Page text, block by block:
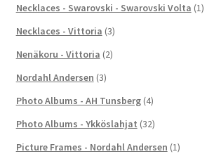
Necklaces - Swarovski - Swarovski Volta (1)
Necklaces - Vittoria (3)
Nenäkoru - Vittoria (2)
Nordahl Andersen (3)
Photo Albums - AH Tunsberg (4)
Photo Albums - Ykköslahjat (32)
Picture Frames - Nordahl Andersen (1)